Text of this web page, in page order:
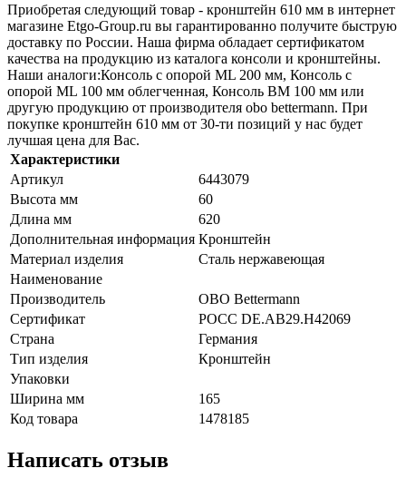
Приобретая следующий товар - кронштейн 610 мм в интернет
магазине Etgo-Group.ru вы гарантированно получите быструю
доставку по России. Наша фирма обладает сертификатом
качества на продукцию из каталога консоли и кронштейны.
Наши аналоги:Консоль с опорой ML 200 мм, Консоль с
опорой ML 100 мм облегченная, Консоль BM 100 мм или
другую продукцию от производителя obo bettermann. При
покупке кронштейн 610 мм от 30-ти позиций у нас будет
лучшая цена для Вас.
Характеристики
Артикул
6443079
Высота мм
60
Длина мм
620
Дополнительная информация Кронштейн
Материал изделия
Сталь нержавеющая
Наименование
Производитель
OBO Bettermann
Сертификат
POCC DE.AB29.H42069
Страна
Германия
Тип изделия
Кронштейн
Упаковки
Ширина мм
165
Код товара
1478185
Написать отзыв